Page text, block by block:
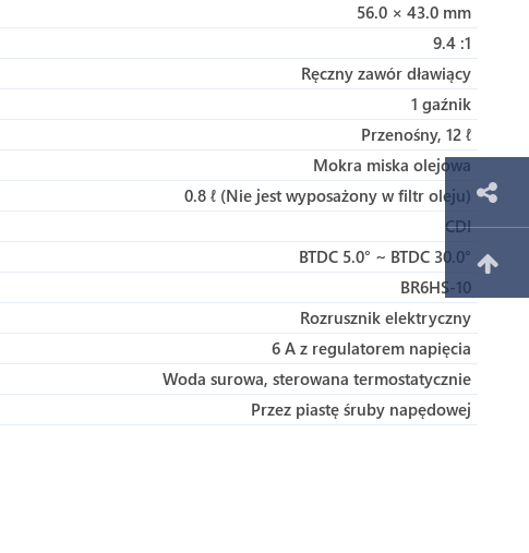
56.0 × 43.0 mm
9.4 :1
Ręczny zawór dławiący
1 gaźnik
Przenośny, 12 ℓ
Mokra miska olejowa
0.8 ℓ (Nie jest wyposażony w filtr oleju)
CDI
BTDC 5.0° ~ BTDC 30.0°
BR6HS-10
Rozrusznik elektryczny
6 A z regulatorem napięcia
Woda surowa, sterowana termostatycznie
Przez piastę śruby napędowej